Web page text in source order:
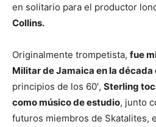
en solitario para el productor
Collins.
Originalmente trompetista, fue
Militar de Jamaica en la década
principios de los 60′, Sterling
como músico de estudio, junto
futuros miembros de Skatalites,